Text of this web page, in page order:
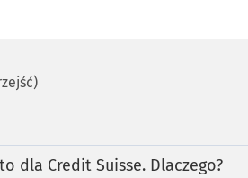
dla Credit Suisse. Dlaczego?